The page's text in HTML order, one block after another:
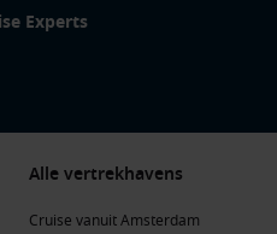
Experts
Alle vertrekhavens
Cruise vanuit Amsterdam